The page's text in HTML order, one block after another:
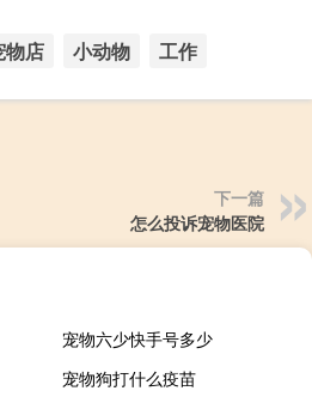
物店 小动物 工作
下一篇
怎么投诉宠物医院
宠物六少快手号多少
宠物狗打什么疫苗